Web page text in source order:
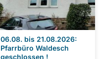
06.08. bis 21.08.2026:
Pfarrbüro Waldesch
geschlossen !